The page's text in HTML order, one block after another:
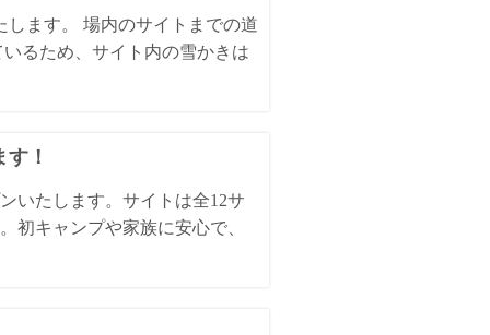
します。 場内のサイトまでの道
るため、サイト内の雪かきは
！
いたします。サイトは全12サ
初キャンプや家族に安心で、